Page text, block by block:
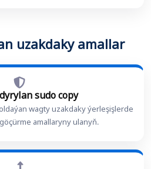
uzakdaky amallar
sudo copy
wagty uzakdaky ýerleşişlerde
amallaryny ulanyň.